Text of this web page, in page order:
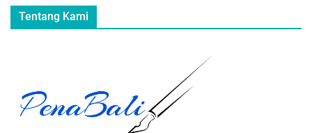
Tentang Kami